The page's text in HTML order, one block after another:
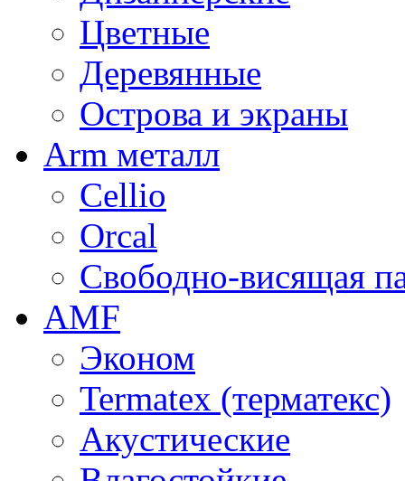
Цветные
Деревянные
Острова и экраны
Arm металл
Cellio
Orcal
Свободно-висящая
AMF
Эконом
Termatex (терматекс)
Акустические